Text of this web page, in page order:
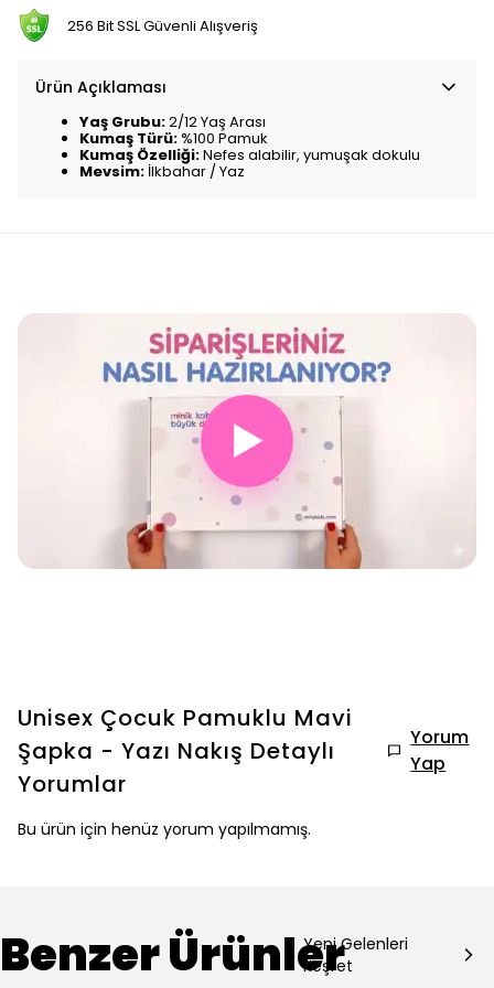
256 Bit SSL Güvenli Alışveriş
Ürün Açıklaması
Yaş Grubu:2/12 Yaş Arası
Kumaş Türü:%100 Pamuk
Kumaş Özelliği:Nefes alabilir, yumuşak dokulu
Mevsim: İlkbahar / Yaz
▶
Unisex Çocuk Pamuklu Mavi
Şapka - Yazı Nakış Detaylı
Yorumlar
Yorum
Yap
Bu ürün için henüz yorum yapılmamış.
Benzer ÜrünlerYeni Gelenleri
Keşfet